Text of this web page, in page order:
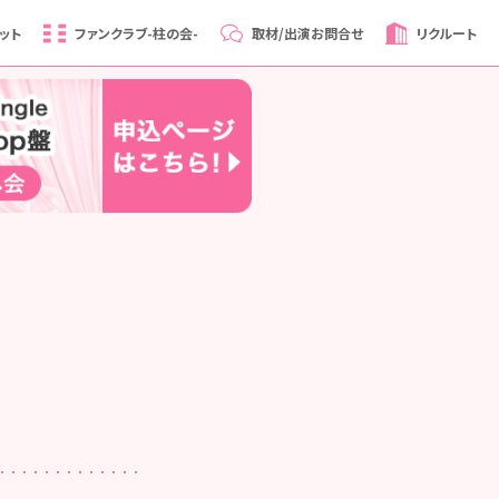
ト ファンクラブ-柱の会- 取材/出演お問合せ リクルート